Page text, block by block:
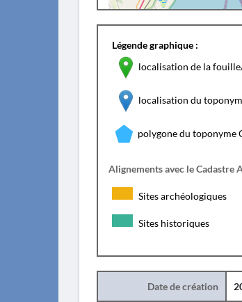
Légende graphique :
localisation de la
localisation du
polygone du toponyme
Alignements avec le Cadastre
Sites archéologiques
Sites historiques
Date de création